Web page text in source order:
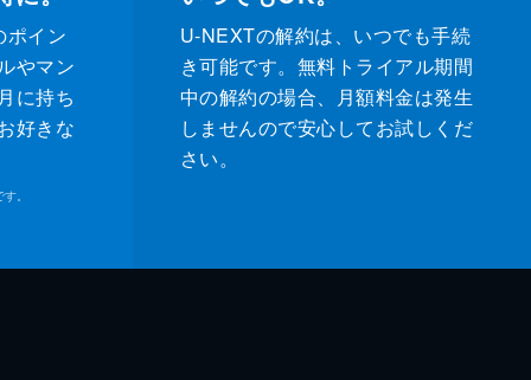
ポイン
やマン
に持ち
好きな
。
U-NEXTの解約は、いつでも手続
き可能です。無料トライアル期間
中の解約の場合、月額料金は発生
しませんので安心してお試しくだ
さい。